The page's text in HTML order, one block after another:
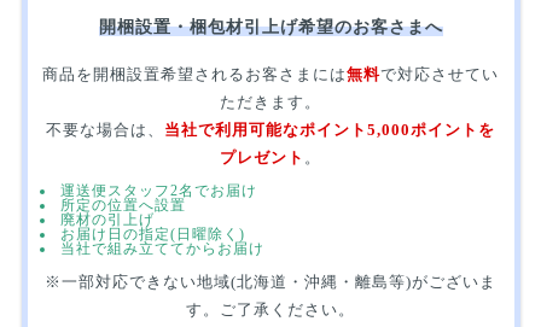
開梱設置・梱包材引上げ希望のお客さまへ
商品を開梱設置希望されるお客さまには無料で対応させてい
ただきます。
不要な場合は、 当社で利用可能なポイント5,000ポイントを
プレゼント 。
運送便スタッフ2名でお届け
所定の位置へ設置
廃材の引上げ
お届け日の指定(日曜除く)
当社で組み立ててからお届け
※一部対応できない地域(北海道・沖縄・離島等)がございま
す。ご了承ください。